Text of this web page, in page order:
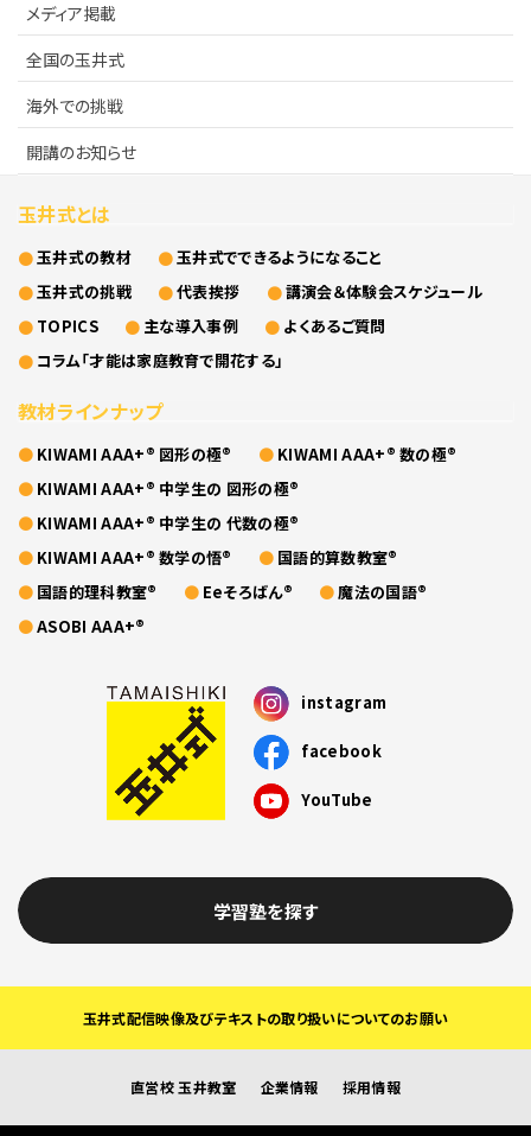
メディア掲載
全国の玉井式
海外での挑戦
開講のお知らせ
玉井式とは
玉井式の教材
玉井式でできるようになること
玉井式の挑戦
代表挨拶
講演会＆体験会スケジュール
TOPICS
主な導入事例
よくあるご質問
コラム「才能は家庭教育で開花する」
教材ラインナップ
KIWAMI AAA+® 図形の極®
KIWAMI AAA+® 数の極®
KIWAMI AAA+® 中学生の 図形の極®
KIWAMI AAA+® 中学生の 代数の極®
KIWAMI AAA+® 数学の悟®
国語的算数教室®
国語的理科教室®
Eeそろばん®
魔法の国語®
ASOBI AAA+®
instagram
facebook
YouTube
学習塾を探す
玉井式配信映像及びテキストの取り扱いについてのお願い
直営校 玉井教室 企業情報 採用情報